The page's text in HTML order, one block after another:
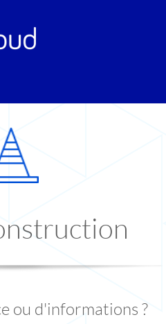
ou d'informations ?